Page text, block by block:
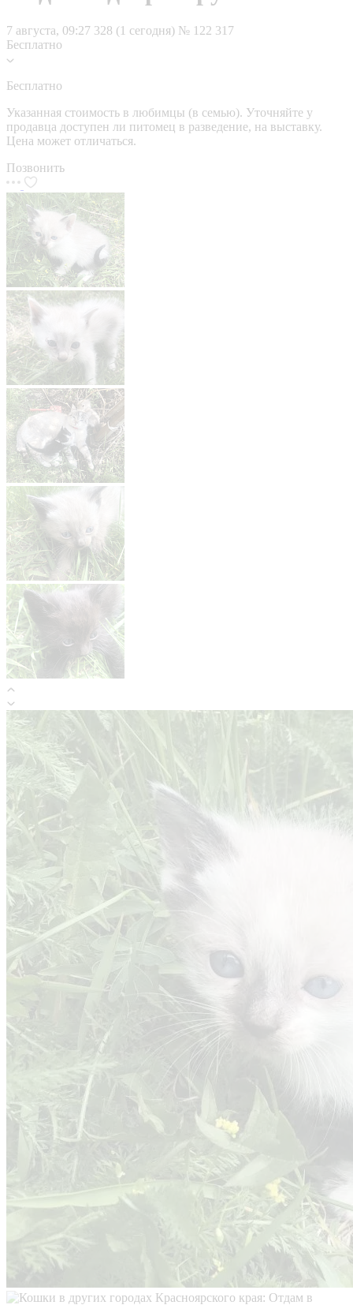
7 августа, 09:27 328 (1 сегодня) № 122 317
Бесплатно
Бесплатно
Указанная стоимость в любимцы (в семью). Уточняйте у
продавца доступен ли питомец в разведение, на выставку.
Цена может отличаться.
Позвонить